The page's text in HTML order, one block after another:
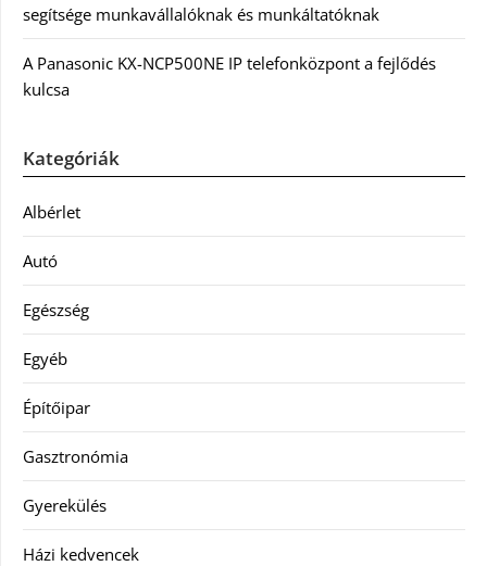
segítsége munkavállalóknak és munkáltatóknak
A Panasonic KX-NCP500NE IP telefonközpont a fejlődés
kulcsa
Kategóriák
Albérlet
Autó
Egészség
Egyéb
Építőipar
Gasztronómia
Gyerekülés
Házi kedvencek